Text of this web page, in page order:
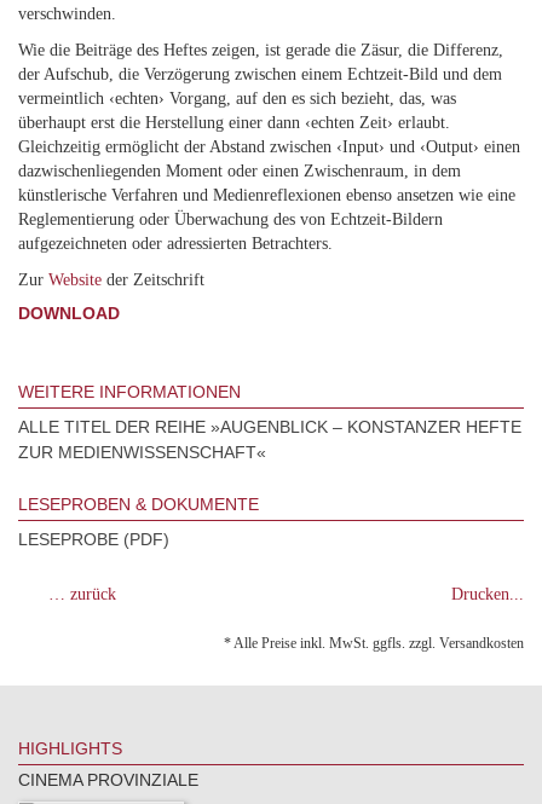
verschwinden.
Wie die Beiträge des Heftes zeigen, ist gerade die Zäsur, die Differenz,
der Aufschub, die Verzögerung zwischen einem Echtzeit-Bild und dem
vermeintlich ‹echten› Vorgang, auf den es sich bezieht, das, was
überhaupt erst die Herstellung einer dann ‹echten Zeit› erlaubt.
Gleichzeitig ermöglicht der Abstand zwischen ‹Input› und ‹Output› einen
dazwischenliegenden Moment oder einen Zwischenraum, in dem
künstlerische Verfahren und Medienreflexionen ebenso ansetzen wie eine
Reglementierung oder Überwachung des von Echtzeit-Bildern
aufgezeichneten oder adressierten Betrachters.
Zur Website der Zeitschrift
DOWNLOAD
WEITERE INFORMATIONEN
ALLE TITEL DER REIHE »AUGENBLICK – KONSTANZER HEFTE
ZUR MEDIENWISSENSCHAFT«
LESEPROBEN & DOKUMENTE
LESEPROBE (PDF)
… zurück Drucken...
* Alle Preise inkl. MwSt. ggfls. zzgl. Versandkosten
HIGHLIGHTS
CINEMA PROVINZIALE